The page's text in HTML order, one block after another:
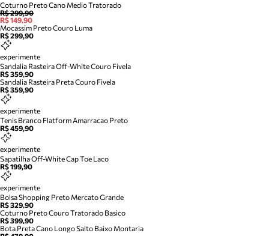
Coturno Preto Cano Medio Tratorado
R$ 299,90
R$ 149,90
Mocassim Preto Couro Luma
R$ 299,90
experimente
Sandalia Rasteira Off-White Couro Fivela
R$ 359,90
Sandalia Rasteira Preta Couro Fivela
R$ 359,90
experimente
Tenis Branco Flatform Amarracao Preto
R$ 459,90
experimente
Sapatilha Off-White Cap Toe Laco
R$ 199,90
experimente
Bolsa Shopping Preto Mercato Grande
R$ 329,90
Coturno Preto Couro Tratorado Basico
R$ 399,90
Bota Preta Cano Longo Salto Baixo Montaria